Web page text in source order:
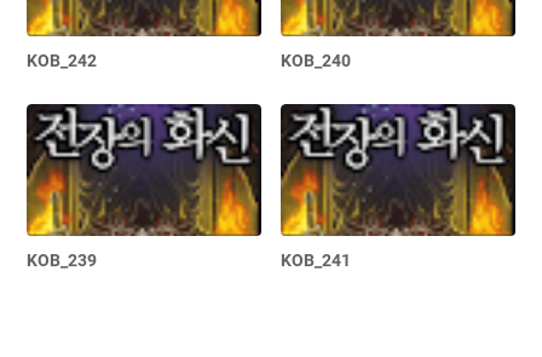
KOB_242 KOB_240
KOB_239 KOB_241